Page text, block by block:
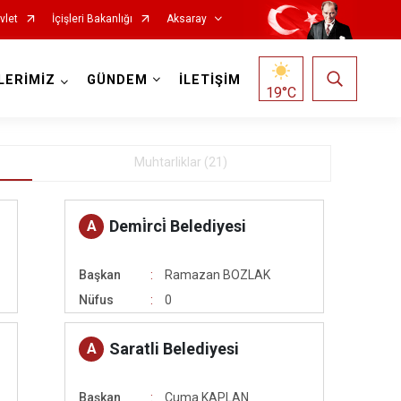
İçişleri Bakanlığı Aksaray
GÜNDEM İLETİŞİM
19°C
Muhtarliklar (21)
A Demi̇rci̇ Belediyesi
Başkan
Ramazan BOZLAK
Nüfus
0
A Saratli Belediyesi
Başkan
Cuma KAPLAN